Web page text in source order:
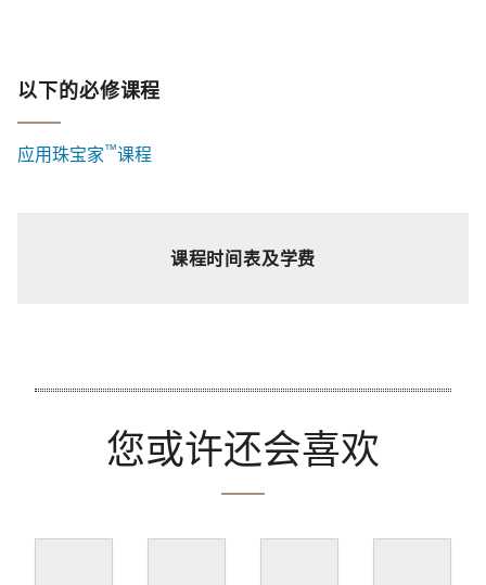
以下的必修课程
应用珠宝家™课程
课程时间表及学费
您或许还会喜欢